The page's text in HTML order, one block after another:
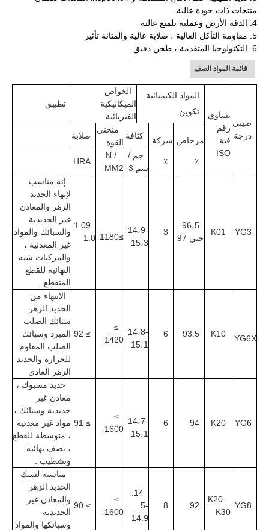
منتجات ذات جودة عالية.
4. الدقة الأرض وعملية تلميع عالية
5. مقاومة التآكل العالية ، صلابة عالية والمتانة تأثير
6. التكنولوجيا المتقدمة ، طحن دقيق.
قائمة المواد الصف
صينى
درجة
يساوي
رقم
فئة
ISO
المواد الكيميائية
تكوين
الميكانيكية
الفيزيائية
تطبيق
مرحاض شركة كثافة
القوة
صلابة
جم
/
سم 3
N /
MM2
HRA
YG3
K01
96،5
حتي 97
14،9-
15،3
≥1180
1.09
1.0
إنه مناسب
لإنهاء الحديد
الزهر والمعادن
غير الحديدية
والسبائك والمواد
غير المعدنية ،
والمركبات شبه
النهائية للقطع
المتقطع.
YG6X
K10
93.5
14،8-
15،1
≥
1420
≥
92
الانتهاء من
الحديد الزهر
سبائك الصلب
المبرد وسبائك
الصلب المقاوم
للحرارة والحديد
الزهر العادي
YG6
K20
94
14،7-
15،1
≥
1600
≥
91
حديد مسبوك ،
معادن غير
حديدية وسبائك ،
مواد غير معدنية
، متوسطة للقطع
، نصف نهائية
وتشطيب .
YG8
K20-
K30
92
14.
5-
14.9
≥
1600
≥
90
مناسبة لسبك
الحديد الزهر
والمعادن غير
الحديدية
وسبائكها والمواد